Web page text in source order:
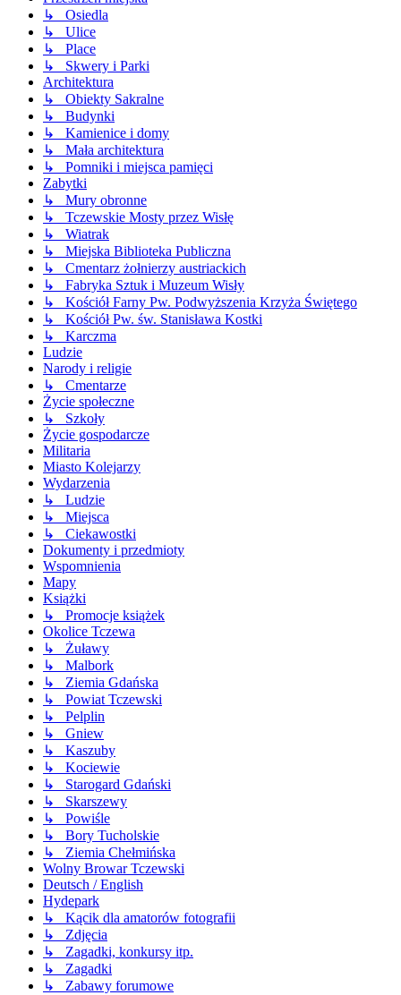
↳ Osiedla
↳ Ulice
↳ Place
↳ Skwery i Parki
Architektura
↳ Obiekty Sakralne
↳ Budynki
↳ Kamienice i domy
↳ Mała architektura
↳ Pomniki i miejsca pamięci
Zabytki
↳ Mury obronne
↳ Tczewskie Mosty przez Wisłę
↳ Wiatrak
↳ Miejska Biblioteka Publiczna
↳ Cmentarz żołnierzy austriackich
↳ Fabryka Sztuk i Muzeum Wisły
↳ Kościół Farny Pw. Podwyższenia Krzyża Świętego
↳ Kościół Pw. św. Stanisława Kostki
↳ Karczma
Ludzie
Narody i religie
↳ Cmentarze
Życie społeczne
↳ Szkoły
Życie gospodarcze
Militaria
Miasto Kolejarzy
Wydarzenia
↳ Ludzie
↳ Miejsca
↳ Ciekawostki
Dokumenty i przedmioty
Wspomnienia
Mapy
Książki
↳ Promocje książek
Okolice Tczewa
↳ Żuławy
↳ Malbork
↳ Ziemia Gdańska
↳ Powiat Tczewski
↳ Pelplin
↳ Gniew
↳ Kaszuby
↳ Kociewie
↳ Starogard Gdański
↳ Skarszewy
↳ Powiśle
↳ Bory Tucholskie
↳ Ziemia Chełmińska
Wolny Browar Tczewski
Deutsch / English
Hydepark
↳ Kącik dla amatorów fotografii
↳ Zdjęcia
↳ Zagadki, konkursy itp.
↳ Zagadki
↳ Zabawy forumowe